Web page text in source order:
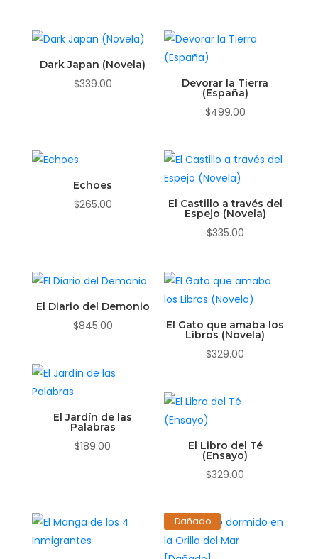
Dark Japan (Novela)
$339.00 Devorar la Tierra
(España)
$499.00
Echoes
$265.00 El Castillo a través del
Espejo (Novela)
$335.00
El Diario del Demonio
$845.00 El Gato que amaba los
Libros (Novela)
$329.00
El Jardín de las
Palabras
$189.00 El Libro del Té
(Ensayo)
$329.00
Dañado